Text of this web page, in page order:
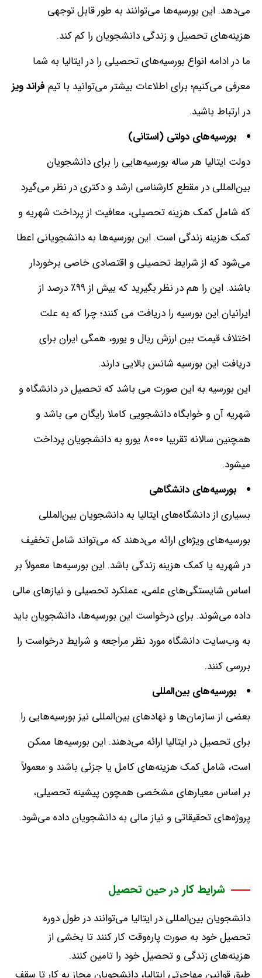
می‌دهد. این بورسیه‌ها می‌توانند به طور قابل توجهی
هزینه‌های تحصیل و زندگی دانشجویان را کم کند.
ما در ادامه انواع بورسیه‌های تحصیلی را در ایتالیا به شما
معرفی می‌کنیم؛ برای اطلاعات بیشتر می‌توانید با تیم فراندویز
در ارتباط باشید.
بورسیه‌های دولتی (استانی)
دولت ایتالیا هر ساله بورسیه‌هایی را برای دانشجویان
بین‌المللی در مقطع کارشناسی ارشد و دکتری در نظر می‌گیرد
که شامل کمک هزینه تحصیلی، معافیت از پرداخت شهریه و
کمک هزینه زندگی است. این بورسیه‌ها به دانشجویانی اعطا
می‌شود که از شرایط تحصیلی و اقتصادی خاصی برخوردار
باشند
. این را هم در نظر بگیرید که بیش از ۹۹٪ درصد از
ایرانیان این بورسیه را دریافت می کنند؛ چرا که به علت
اختلاف قیمت بین ارزش ریال و یورو، همگی ایران برای
دریافت این بورسیه شانس بالایی دارند.
این بورسیه به این صورت می باشد که تحصیل در دانشگاه و
شهریه آن و خوابگاه دانشجویی کاملا رایگان می باشد و
همچنین سالانه تقریبا ۸۰۰۰ یورو به دانشجویان پرداخت
میشود.
بورسیه‌های دانشگاهی
بسیاری از دانشگاه‌های ایتالیا به دانشجویان بین‌المللی
بورسیه‌های ویژه‌ای ارائه می‌دهند که می‌تواند شامل تخفیف
در شهریه یا کمک هزینه زندگی باشد. این بورسیه‌ها معمولاً بر
اساس شایستگی‌های علمی، عملکرد تحصیلی و نیازهای مالی
داده می‌شوند. برای درخواست این بورسیه‌ها، دانشجویان باید
به وب‌سایت دانشگاه مورد نظر مراجعه و شرایط درخواست را
بررسی کنند.
بورسیه‌های بین‌المللی
بعضی از سازمان‌ها و نهادهای بین‌المللی نیز بورسیه‌هایی را
برای تحصیل در ایتالیا ارائه می‌دهند. این بورسیه‌ها ممکن
است، شامل کمک هزینه‌های کامل یا جزئی باشند و معمولاً
بر اساس معیارهای مشخصی همچون پیشینه تحصیلی،
پروژه‌های تحقیقاتی و نیاز مالی به دانشجویان داده می‌شود.
شرایط کار در حین تحصیل
دانشجویان بین‌المللی در ایتالیا می‌توانند در طول دوره
تحصیل خود به صورت پاره‌وقت کار کنند تا بخشی از
هزینه‌های زندگی و تحصیل خود را تامین کنند.
طبق قوانین مهاجرتی ایتالیا، دانشجویان مجاز به کار تا سقف